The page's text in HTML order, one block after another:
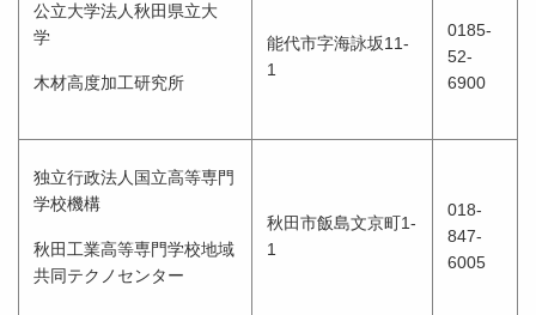
公立大学法人秋田県立大
学
木材高度加工研究所
能代市字海詠坂11-
1
0185-
52-
6900
独立行政法人国立高等専門
学校機構
秋田工業高等専門学校地域
共同テクノセンター
秋田市飯島文京町1-
1
018-
847-
6005